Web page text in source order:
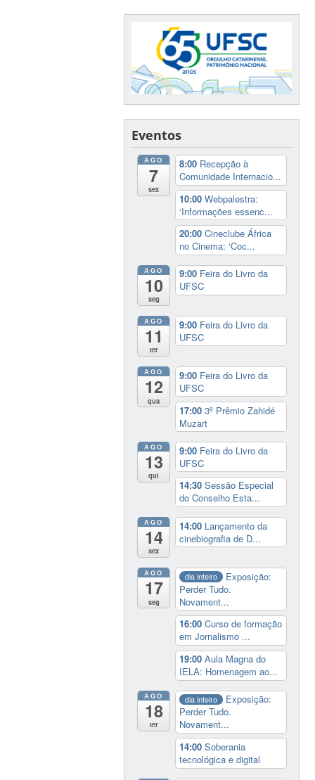
Eventos
AGO
7
sex
8:00 Recepção à
Comunidade Internacio...
10:00Webpalestra:
‘Informações essenc...
20:00Cineclube África
no Cinema: ‘Coc...
AGO
10
seg
9:00 Feira do Livro da
UFSC
AGO
11
ter
9:00 Feira do Livro da
UFSC
AGO
12
qua
9:00 Feira do Livro da
UFSC
17:003º Prêmio Zahidé
Muzart
AGO
13
qui
9:00 Feira do Livro da
UFSC
14:30Sessão Especial
do Conselho Esta...
AGO
14
sex
14:00 Lançamento da
cinebiografia de D...
AGO
17
seg
dia inteiro
Exposição:
Perder Tudo.
Novament...
16:00Curso de formação
em Jornalismo ...
19:00Aula Magna do
IELA: Homenagem ao...
AGO
18
ter
dia inteiro
Exposição:
Perder Tudo.
Novament...
14:00Soberania
tecnológica e digital